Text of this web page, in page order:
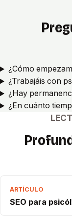
¿Cómo
¿Trabajáis con
¿Hay
¿En cuánto
ARTÍCULO
SEO para